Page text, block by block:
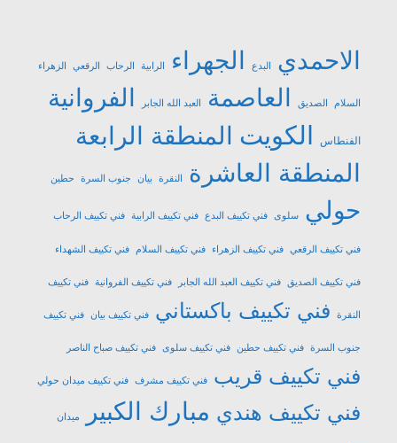
الاحمدي البدع الجهراء الرابية الرحاب الرقعي الزهراء
السلام الصديق العاصمة العبد الله الجابر الفروانية
الفنطاس الكويت المنطقة الرابعة
المنطقة العاشرة
النقرة بيان جنوب السرة حطين
حولي سلوى فني تكييف البدع فني تكييف الرابية فني تكييف الرحاب
فني تكييف الرقعي فني تكييف الزهراء فني تكييف السلام فني تكييف الشهداء
فني تكييف الصديق فني تكييف العبد الله الجابر فني تكييف الفروانية فني تكييف
النقرة فني تكييف باكستاني فني تكييف بيان فني تكييف
جنوب السرة فني تكييف حطين فني تكييف سلوى فني تكييف صباح الناصر
فني تكييف قريب فني تكييف مشرف فني تكييف ميدان حولي
فني تكييف هندي مبارك الكبير ميدان